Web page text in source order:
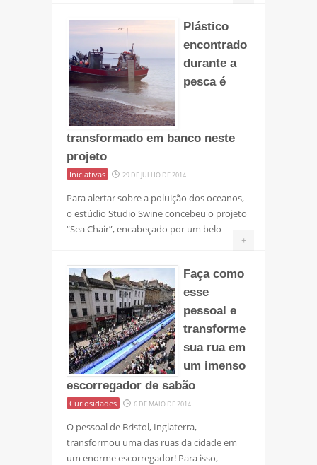
Plástico
encontrado
durante a
pesca é
transformado em banco neste
projeto
Iniciativas 29 DE JULHO DE 2014
Para alertar sobre a poluição dos oceanos,
o estúdio Studio Swine concebeu o projeto
“Sea Chair”, encabeçado por um belo
+
Faça como
esse
pessoal e
transforme
sua rua em
um imenso
escorregador de sabão
Curiosidades 6 DE MAIO DE 2014
O pessoal de Bristol, Inglaterra,
transformou uma das ruas da cidade em
um enorme escorregador! Para isso,